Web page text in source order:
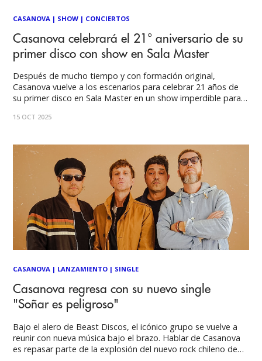
CASANOVA | SHOW | CONCIERTOS
Casanova celebrará el 21° aniversario de su
primer disco con show en Sala Master
Después de mucho tiempo y con formación original,
Casanova vuelve a los escenarios para celebrar 21 años de
su primer disco en Sala Master en un show imperdible para
la explosión del nuevo rock chileno de los 2000, junto
15 OCT 2025
CASANOVA | LANZAMIENTO | SINGLE
Casanova regresa con su nuevo single
"Soñar es peligroso"
Bajo el alero de Beast Discos, el icónico grupo se vuelve a
reunir con nueva música bajo el brazo. Hablar de Casanova
es repasar parte de la explosión del nuevo rock chileno de